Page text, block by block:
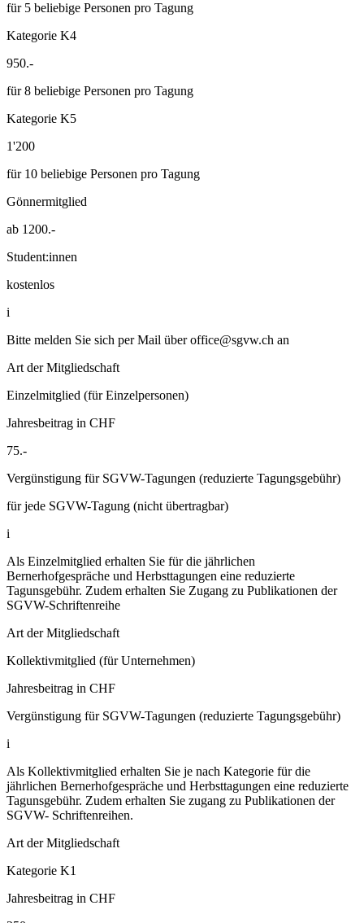
für 5 beliebige Personen pro Tagung
Kategorie K4
950.-
für 8 beliebige Personen pro Tagung
Kategorie K5
1'200
für 10 beliebige Personen pro Tagung
Gönnermitglied
ab 1200.-
Student:innen
kostenlos
i
Bitte melden Sie sich per Mail überoffice@sgvw.ch an
Art der Mitgliedschaft
Einzelmitglied (für Einzelpersonen)
Jahresbeitrag in CHF
75.-
Vergünstigung für SGVW-Tagungen (reduzierte Tagungsgebühr)
für jede SGVW-Tagung (nicht übertragbar)
i
Als Einzelmitglied erhalten Sie für die jährlichen
Bernerhofgespräche und Herbsttagungen eine reduzierte
Tagunsgebühr. Zudem erhalten Sie Zugang zu Publikationen der
SGVW-Schriftenreihe
Art der Mitgliedschaft
Kollektivmitglied (für Unternehmen)
Jahresbeitrag in CHF
Vergünstigung für SGVW-Tagungen (reduzierte Tagungsgebühr)
i
Als Kollektivmitglied erhalten Sie je nach Kategorie für die
jährlichen Bernerhofgespräche und Herbsttagungen eine reduzierte
Tagunsgebühr. Zudem erhalten Sie zugang zu Publikationen der
SGVW- Schriftenreihen.
Art der Mitgliedschaft
Kategorie K1
Jahresbeitrag in CHF